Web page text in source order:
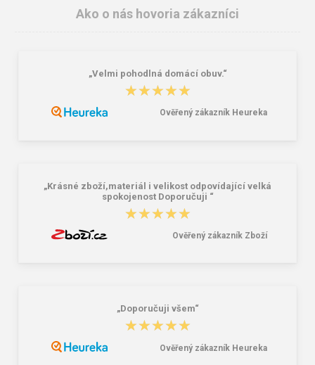
Ako o nás hovoria zákazníci
„Velmi pohodlná domácí obuv.“
★★★★★
★★★★★
Ověřený zákazník Heureka
„Krásné zboží,materiál i velikost odpovídající velká
spokojenost Doporučuji “
★★★★★
★★★★★
Ověřený zákazník Zboží
„Doporučuji všem“
★★★★★
★★★★★
Ověřený zákazník Heureka